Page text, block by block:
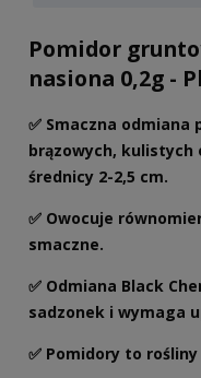
Pomidor
nasiona 0,2g -
✅ Smaczna odmiana
brązowych, kulistych
średnicy 2-2,5 cm.
✅ Owocuje
smaczne.
✅ Odmiana Black
sadzonek i wymaga
✅ Pomidory to